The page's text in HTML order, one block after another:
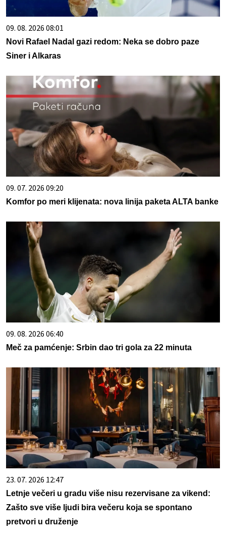
09. 08. 2026 08:01
Novi Rafael Nadal gazi redom: Neka se dobro paze
Siner i Alkaras
09. 07. 2026 09:20
Komfor po meri klijenata: nova linija paketa ALTA banke
09. 08. 2026 06:40
Meč za pamćenje: Srbin dao tri gola za 22 minuta
23. 07. 2026 12:47
Letnje večeri u gradu više nisu rezervisane za vikend:
Zašto sve više ljudi bira večeru koja se spontano
pretvori u druženje